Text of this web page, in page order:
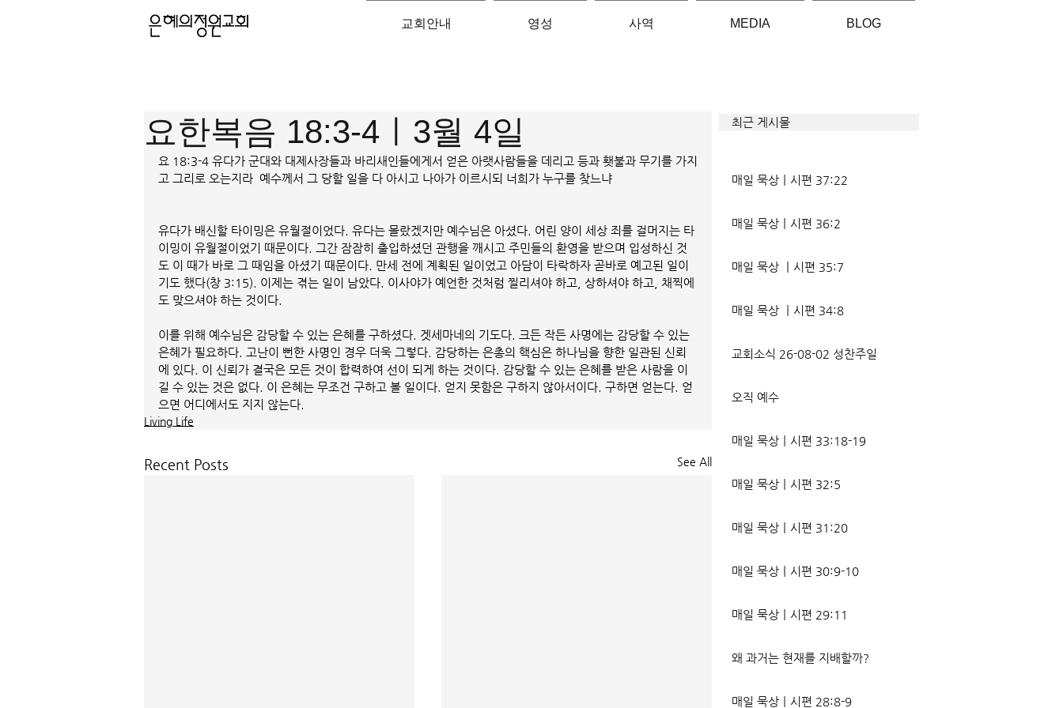
교회안내 영성 사역 MEDIA BLOG
최근 게시물
요한복음 18:3-4ㅣ3월 4일
요 18:3-4 유다가 군대와 대제사장들과 바리새인들에게서 얻은 아랫사람들을 데리고 등과 횃불과 무기를 가지
고 그리로 오는지라  예수께서 그 당할 일을 다 아시고 나아가 이르시되 너희가 누구를 찾느냐
유다가 배신할 타이밍은 유월절이었다. 유다는 몰랐겠지만 예수님은 아셨다. 어린 양이 세상 죄를 걸머지는 타
이밍이 유월절이었기 때문이다. 그간 잠잠히 출입하셨던 관행을 깨시고 주민들의 환영을 받으며 입성하신 것
도 이 때가 바로 그 때임을 아셨기 때문이다. 만세 전에 계획된 일이었고 아담이 타락하자 곧바로 예고된 일이
기도 했다(창 3:15). 이제는 겪는 일이 남았다. 이사야가 예언한 것처럼 찔리셔야 하고, 상하셔야 하고, 채찍에
도 맞으셔야 하는 것이다.
이를 위해 예수님은 감당할 수 있는 은혜를 구하셨다. 겟세마네의 기도다. 크든 작든 사명에는 감당할 수 있는
은혜가 필요하다. 고난이 뻔한 사명인 경우 더욱 그렇다. 감당하는 은총의 핵심은 하나님을 향한 일관된 신뢰
에 있다. 이 신뢰가 결국은 모든 것이 합력하여 선이 되게 하는 것이다. 감당할 수 있는 은혜를 받은 사람을 이
길 수 있는 것은 없다. 이 은혜는 무조건 구하고 볼 일이다. 얻지 못함은 구하지 않아서이다. 구하면 얻는다. 얻
으면 어디에서도 지지 않는다.
Living Life
Recent Posts See All
매일 묵상ㅣ시편 37:22
매일 묵상ㅣ시편 36:2
매일 묵상 ㅣ시편 35:7
매일 묵상 ㅣ시편 34:8
교회소식 26-08-02 성찬주일
오직 예수
매일 묵상ㅣ시편 33:18-19
매일 묵상ㅣ시편 32:5
매일 묵상ㅣ시편 31:20
매일 묵상ㅣ시편 30:9-10
매일 묵상ㅣ시편 29:11
왜 과거는 현재를 지배할까?
매일 묵상ㅣ시편 28:8-9